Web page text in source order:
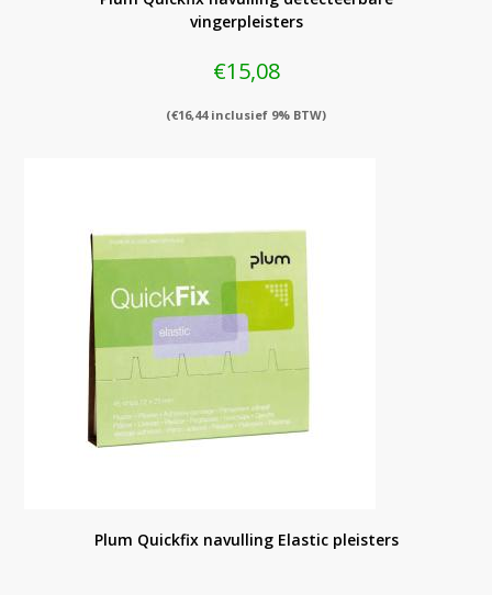
vingerpleisters
€15,08
(€16,44inclusief 9% BTW)
Plum Quickfix navulling Elastic pleisters